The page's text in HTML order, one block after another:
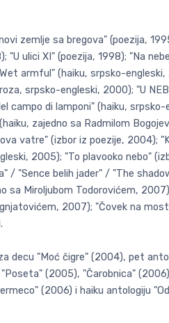
zemlje sa bregova" (poezija,
"U ulici XI" (poezija, 1998); "Na
armful" (haiku, srpsko-
srpsko-engleski, 2000); "U
campo di lamponi" (haiku,
zajedno sa Radmilom
vatre" (izbor iz poezije, 2004);
2005); "To plavooko nebo"
/ "Sence belih jader" / "The
Miroljubom Todorovićem,
2007); "Čovek na
decu "Moć čigre" (2004), pet
(2005), "Čarobnica"
(2006) i haiku antologiju